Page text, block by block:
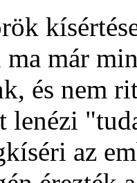
már
és nem
lenézi
az